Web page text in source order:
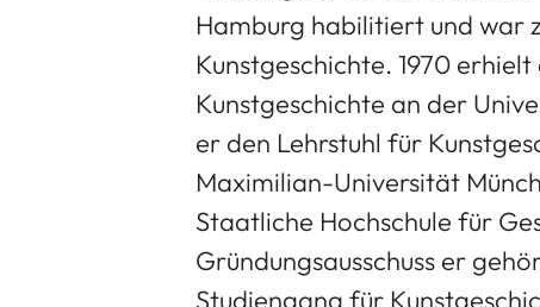
Hamburg habilitiert und war
Kunstgeschichte. 1970
Kunstgeschichte an der
er den Lehrstuhl für
Maximilian-Universität
Staatliche Hochschule für
Gründungsausschuss er
Studiengang für